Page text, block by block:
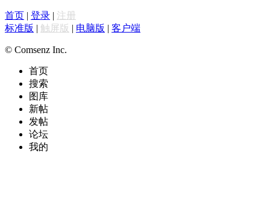
首页 | 登录 | 注册
标准版 | 触屏版 | 电脑版 | 客户端
© Comsenz Inc.
首页
搜索
图库
新帖
发帖
论坛
我的